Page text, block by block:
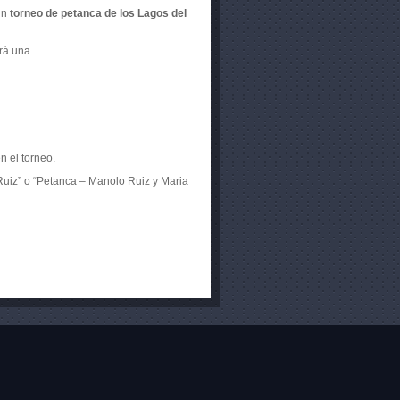
torneo de petanca de los Lagos del
una.
el torneo.
o “Petanca – Manolo Ruiz y Maria